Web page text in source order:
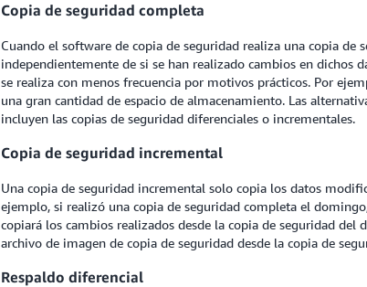
Copia de seguridad completa
Cuando el software de copia de seguridad realiza una copia
independientemente de si se han realizado cambios en dichos
se realiza con menos frecuencia por motivos prácticos. Por
una gran cantidad de espacio de almacenamiento. Las
incluyen las copias de seguridad diferenciales o incrementales.
Copia de seguridad incremental
Una copia de seguridad incremental solo copia los datos
ejemplo, si realizó una copia de seguridad completa el
copiará los cambios realizados desde la copia de seguridad
archivo de imagen de copia de seguridad desde la copia de
Respaldo diferencial